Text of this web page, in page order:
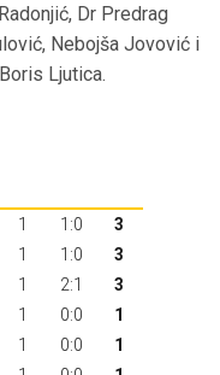
Dr Predrag
Nebojša Jovović i
Ljutica.
1 1:0
3
1 1:0
3
1 2:1
3
1 0:0
1
1 0:0
1